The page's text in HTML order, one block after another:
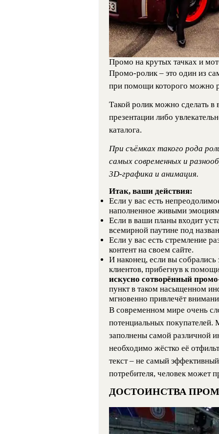
Промо на крутых тачках и
Промо-ролик – это один из
при помощи которого можно
Такой ролик можно сделать
презентации либо
каталога.
При съёмках такого рода
самых современных и
3D-графика и анимация.
Итак, ваши действия:
Если у вас есть
наполненное живыми
Если в ваши планы входит
всемирной паутине под
Если у вас есть стремление
контент на своем сайте.
И наконец, если вы
клиентов, прибегнув к
искусно сотворённый
пункт в таком насыщенном
мгновенно привлечёт
В современном мире очень
потенциальных покупателей.
заполнены самой различной
необходимо жёстко её
текст – не самый
потребителя, человек может
ДОСТОИНСТВА